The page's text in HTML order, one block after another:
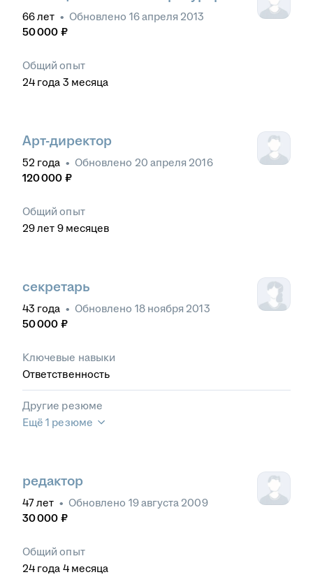
66лет • Обновлено 16 апреля 2013
50 000 ₽
Общий опыт
24 года 3 месяца
Арт-директор
52 года • Обновлено 20 апреля 2016
120 000 ₽
Общий опыт
29лет 9 месяцев
секретарь
43 года • Обновлено 18 ноября 2013
50 000 ₽
Ключевые навыки
Ответственность
Другие резюме
Ещё 1 резюме
редактор
47лет • Обновлено 19 августа 2009
30 000 ₽
Общий опыт
24 года 4 месяца